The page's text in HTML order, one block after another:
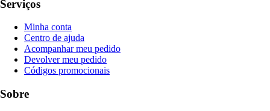
Serviços
Minha conta
Centro de ajuda
Acompanhar meu pedido
Devolver meu pedido
Códigos promocionais
Sobre